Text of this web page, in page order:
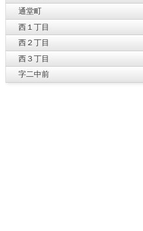
通堂町
西１丁目
西２丁目
西３丁目
字二中前